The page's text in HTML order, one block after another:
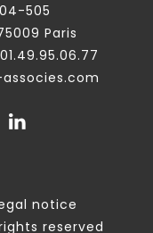
505
Paris
notice
reserved